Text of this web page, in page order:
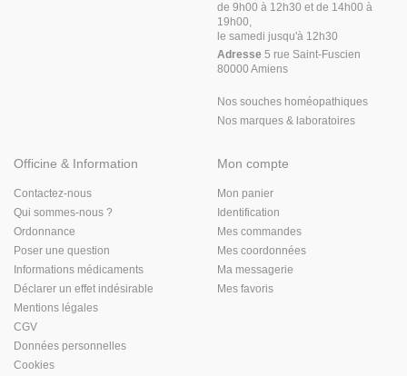
de 9h00 à 12h30 et de 14h00 à
19h00,
le samedi jusqu'à 12h30
Adresse 5 rue Saint-Fuscien
80000 Amiens
Nos souches homéopathiques
Nos marques & laboratoires
Officine & Information
Contactez-nous
Qui sommes-nous ?
Ordonnance
Poser une question
Informations médicaments
Déclarer un effet indésirable
Mentions légales
CGV
Données personnelles
Cookies
Mon compte
Mon panier
Identification
Mes commandes
Mes coordonnées
Ma messagerie
Mes favoris